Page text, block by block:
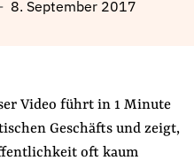
8. September 2017
Video führt in 1 Minute
Geschäfts und zeigt,
oft kaum